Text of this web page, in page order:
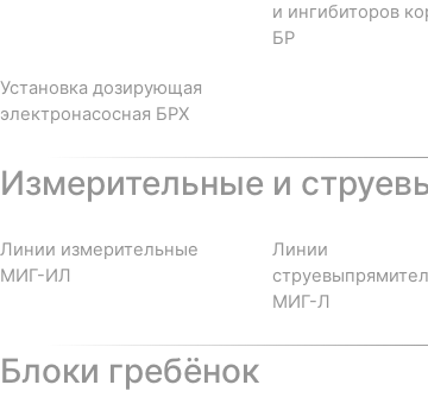
и ингибиторов
БР
Установка дозирующая
электронасосная БРХ
Измерительные и
Линии измерительные
МИГ-ИЛ
Линии
МИГ-Л
Блоки гребёнок